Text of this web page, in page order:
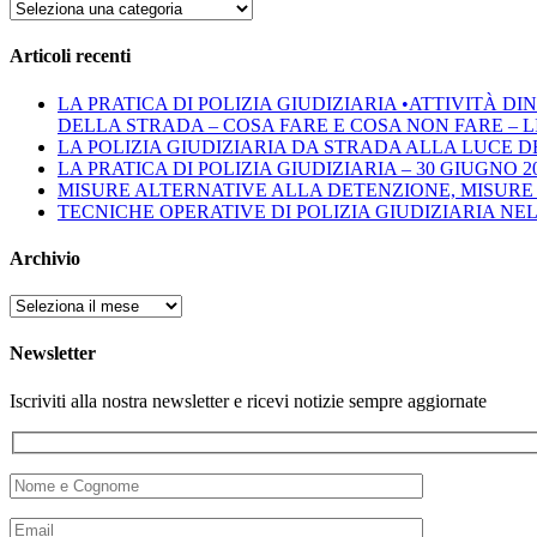
Categorie
Articoli recenti
LA PRATICA DI POLIZIA GIUDIZIARIA •ATTIVITÀ
DELLA STRADA – COSA FARE E COSA NON FARE –
LA POLIZIA GIUDIZIARIA DA STRADA ALLA LUCE
LA PRATICA DI POLIZIA GIUDIZIARIA – 30 GIUGNO
MISURE ALTERNATIVE ALLA DETENZIONE,
TECNICHE OPERATIVE DI POLIZIA GIUDIZIARIA
Archivio
Archivio
Newsletter
Iscriviti alla nostra newsletter e ricevi notizie sempre aggiornate